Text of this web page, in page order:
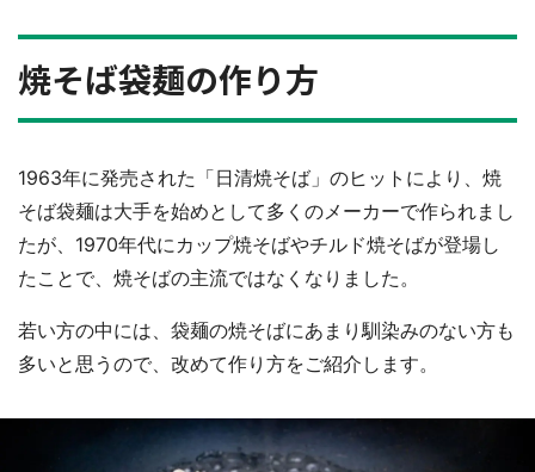
焼そば袋麺の作り方
1963年に発売された「日清焼そば」のヒットにより、焼
そば袋麺は大手を始めとして多くのメーカーで作られまし
たが、1970年代にカップ焼そばやチルド焼そばが登場し
たことで、焼そばの主流ではなくなりました。
若い方の中には、袋麺の焼そばにあまり馴染みのない方も
多いと思うので、改めて作り方をご紹介します。